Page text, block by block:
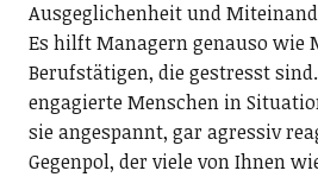
Ausgeglichenheit und
Es hilft Managern genauso wie
Berufstätigen, die gestresst
engagierte Menschen in
sie angespannt, gar agressiv
Gegenpol, der viele von Ihnen